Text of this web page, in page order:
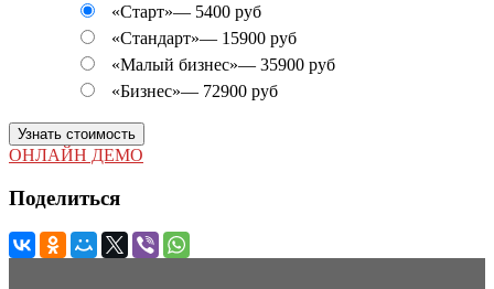
«Старт»— 5400 руб
«Стандарт»— 15900 руб
«Малый бизнес»— 35900 руб
«Бизнес»— 72900 руб
Узнать стоимость
ОНЛАЙН ДЕМО
Поделиться